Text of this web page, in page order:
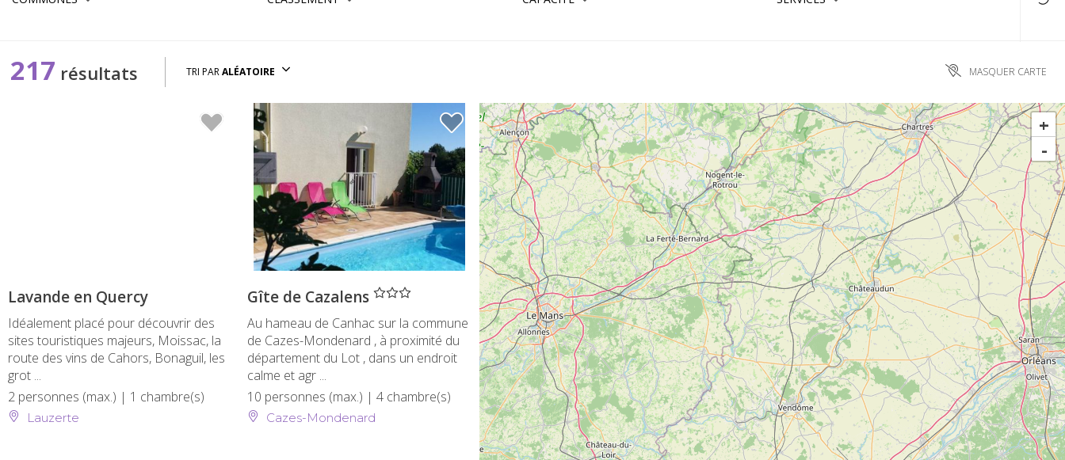
217 résultats TRI PARALÉATOIRE MASQUER CARTE
Lavande en Quercy
Idéalement placé pour découvrir des
sites touristiques majeurs, Moissac, la
route des vins de Cahors, Bonaguil, les
grot ...
2 personnes (max.) | 1 chambre(s)
Lauzerte
Gîte de Cazalens
Au hameau de Canhac sur la commune
de Cazes-Mondenard , à proximité du
département du Lot , dans un endroit
calme et agr ...
10 personnes (max.) | 4 chambre(s)
Cazes-Mondenard
+
-